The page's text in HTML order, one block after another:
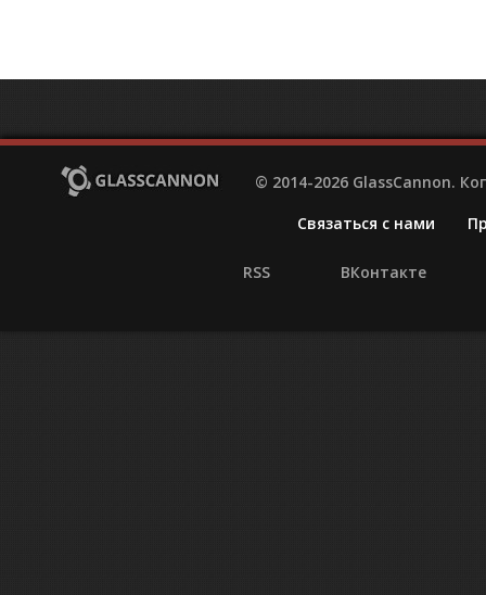
© 2014-2026 GlassCannon.
Связаться с нами
RSS ВКонтакте